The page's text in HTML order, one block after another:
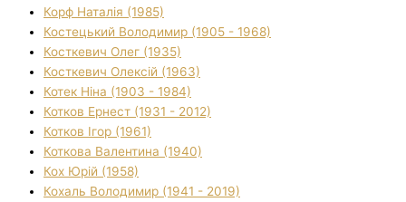
Корф Наталія (1985)
Костецький Володимир (1905 - 1968)
Косткевич Олег (1935)
Косткевич Олексій (1963)
Котек Ніна (1903 - 1984)
Котков Ернест (1931 - 2012)
Котков Ігор (1961)
Коткова Валентина (1940)
Кох Юрій (1958)
Кохаль Володимир (1941 - 2019)